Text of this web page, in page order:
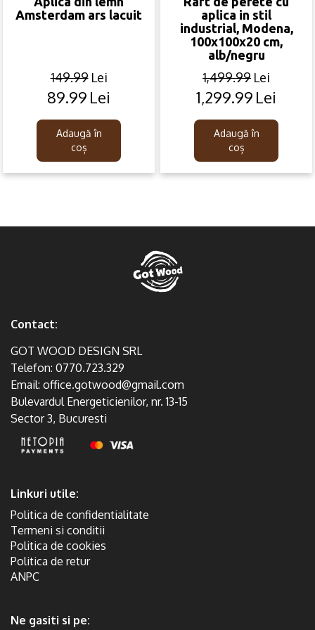
Amsterdam ars lacuit
149.99 Lei
Original
was:
149.99lei.
89.99 Lei
Current
is:
89.99lei.
Adaugă în
coș
aplica in stil
industrial, Modena,
100x100x20 cm,
alb/negru
1,499.99 Lei
Original
was:
1,499.99lei.
1,299.99 Lei
Current
is:
1,299.99lei.
Adaugă în
coș
Contact:
GOT WOOD DESIGN SRL
Telefon: 0770.723.329
Email: office.gotwood@gmail.com
Bulevardul Energeticienilor, nr. 13-15
Sector 3, Bucuresti
Linkuri utile:
Politica de confidentialitate
Termeni si conditii
Politica de cookies
Politica de retur
ANPC
Ne gasiti si pe: